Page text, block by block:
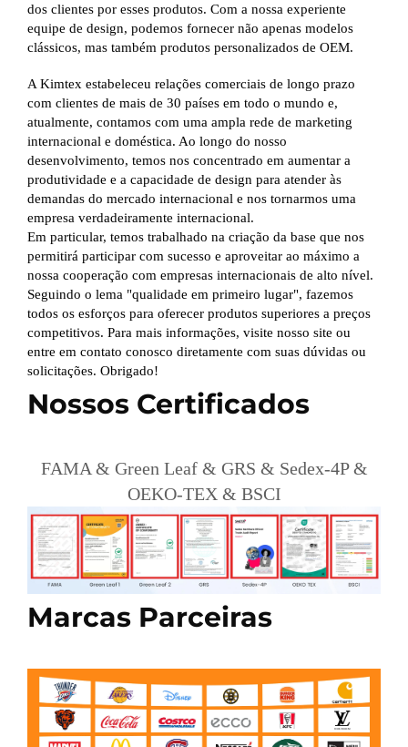
dos clientes por esses produtos. Com a nossa experiente
equipe de design, podemos fornecer não apenas modelos
clássicos, mas também produtos personalizados de OEM.
A Kimtex estabeleceu relações comerciais de longo prazo
com clientes de mais de 30 países em todo o mundo e,
atualmente, contamos com uma ampla rede de marketing
internacional e doméstica. Ao longo do nosso
desenvolvimento, temos nos concentrado em aumentar a
produtividade e a capacidade de design para atender às
demandas do mercado internacional e nos tornarmos uma
empresa verdadeiramente internacional.
Em particular, temos trabalhado na criação da base que nos
permitirá participar com sucesso e aproveitar ao máximo a
nossa cooperação com empresas internacionais de alto nível.
Seguindo o lema "qualidade em primeiro lugar", fazemos
todos os esforços para oferecer produtos superiores a preços
competitivos. Para mais informações, visite nosso site ou
entre em contato conosco diretamente com suas dúvidas ou
solicitações. Obrigado!
Nossos Certificados
FAMA & Green Leaf & GRS & Sedex-4P &
OEKO-TEX & BSCI
Marcas Parceiras